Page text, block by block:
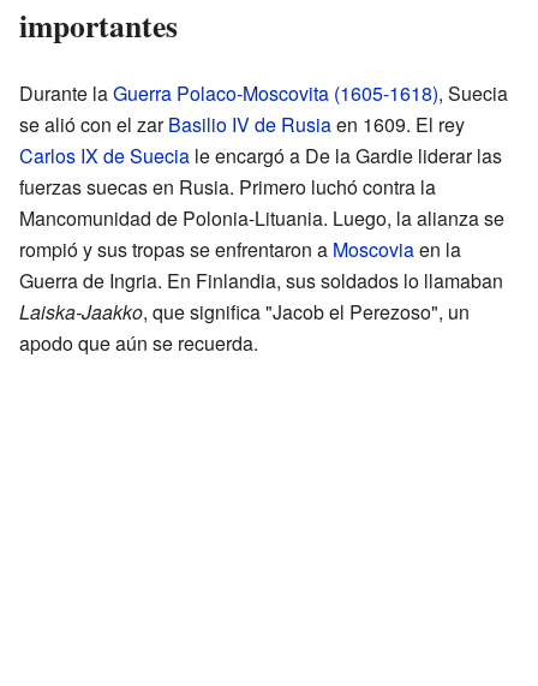
importantes
Durante laGuerra Polaco-Moscovita (1605-1618), Suecia
se alió con el zarBasilio IV de Rusiaen 1609. El rey
Carlos IX de Suecia le encargó a De la Gardie liderar las
fuerzas suecas en Rusia. Primero luchó contra la
Mancomunidad de Polonia-Lituania. Luego, la alianza se
rompió y sus tropas se enfrentaron a Moscoviaen la
Guerra de Ingria. En Finlandia, sus soldados lo llamaban
Laiska-Jaakko, que significa "Jacob el Perezoso", un
apodo que aún se recuerda.